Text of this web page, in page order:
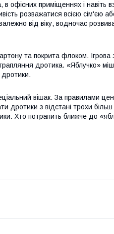
офісних приміщеннях і навіть
розважатися всією сім'єю
від віку, водночас
та покрита флоком. Ігрова
дротика. «Яблучко»
дротики.
вішак. За правилами
дротики з відстані трохи
Хто потрапить ближче до